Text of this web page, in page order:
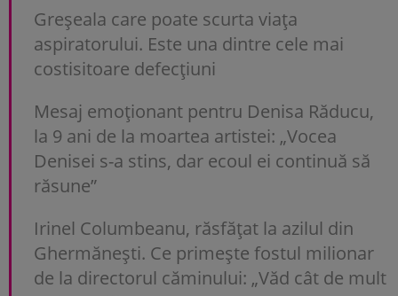
Greșeala care poate scurta viața
aspiratorului. Este una dintre cele mai
costisitoare defecțiuni
Mesaj emoționant pentru Denisa Răducu,
la 9 ani de la moartea artistei: „Vocea
Denisei s-a stins, dar ecoul ei continuă să
răsune”
Irinel Columbeanu, răsfățat la azilul din
Ghermănești. Ce primește fostul milionar
de la directorul căminului: „Văd cât de mult